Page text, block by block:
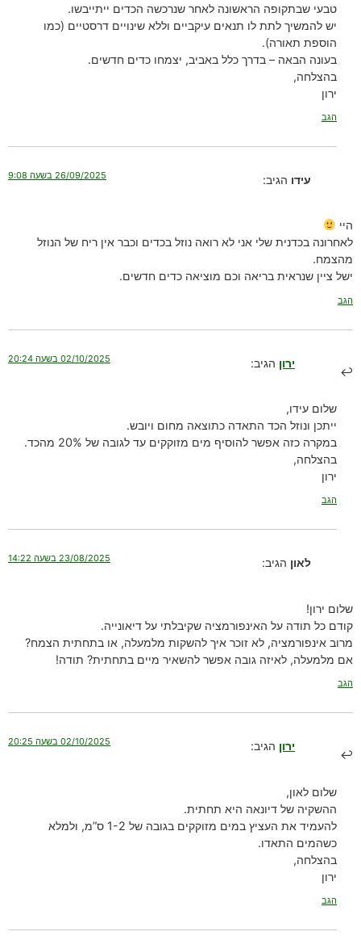
טבעי שבתקופה הראשונה לאחר שנרכשה הכדים ייתייבשו.
יש להמשיך לתת לו תנאים עיקביים וללא שינויים דרסטיים (כמו
הוספת תאורה).
בעונה הבאה – בדרך כלל באביב, יצמחו כדים חדשים.
בהצלחה,
ירון
הגב
עידו הגיב: 26/09/2025 בשעה 9:08
היי
לאחרונה בכדנית שלי אני לא רואה נוזל בכדים וכבר אין ריח של הנוזל
מהצמח.
ישל ציין שנראית בריאה וכם מוציאה כדים חדשים.
הגב
ירון הגיב: 02/10/2025 בשעה 20:24
שלום עידו,
ייתכן ונוזל הכד התאדה כתוצאה מחום ויובש.
במקרה כזה אפשר להוסיף מים מזוקקים עד לגובה של 20% מהכד.
בהצלחה,
ירון
הגב
לאון הגיב: 23/08/2025 בשעה 14:22
שלום ירון!
קודם כל תודה על האינפורמציה שקיבלתי על דיאונייה.
מרוב אינפורמציה, לא זוכר איך להשקות מלמעלה, או בתחתית הצמח?
אם מלמעלה, לאיזה גובה אפשר להשאיר מיים בתחתית? תודה!
הגב
ירון הגיב: 02/10/2025 בשעה 20:25
שלום לאון,
ההשקיה של דיונאה היא תחתית.
להעמיד את העציץ במים מזוקקים בגובה של 1-2 ס”מ, ולמלא
כשהמים התאדו.
בהצלחה,
ירון
הגב